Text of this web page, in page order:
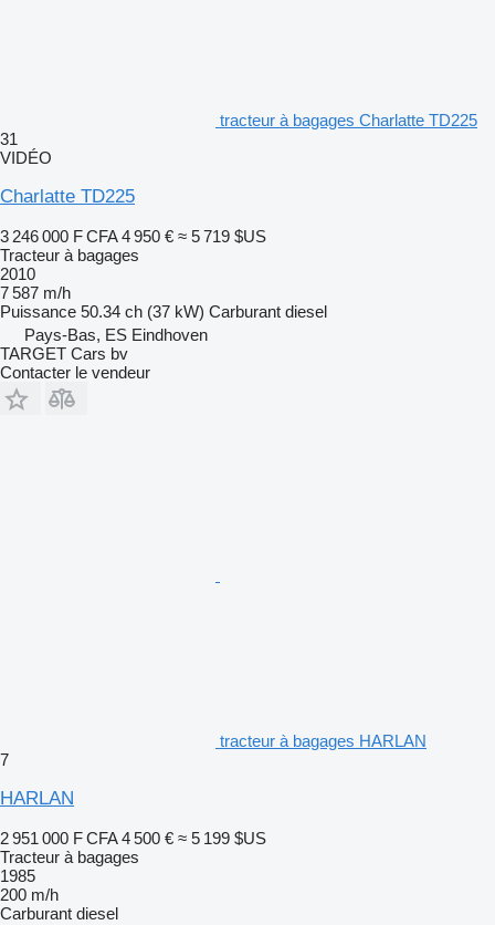
tracteur à bagages Charlatte TD225
31
VIDÉO
Charlatte TD225
3 246 000 F CFA 4 950 € ≈ 5 719 $US
Tracteur à bagages
2010
7 587 m/h
Puissance 50.34 ch (37 kW) Carburant diesel
Pays-Bas, ES Eindhoven
TARGET Cars bv
Contacter le vendeur
tracteur à bagages HARLAN
7
HARLAN
2 951 000 F CFA 4 500 € ≈ 5 199 $US
Tracteur à bagages
1985
200 m/h
Carburant diesel